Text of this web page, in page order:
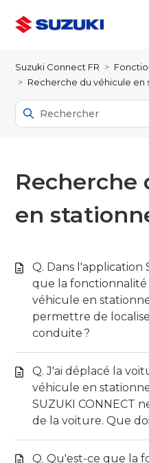
Suzuki Connect FR
Recherche du véhicule en
Recherche
en
Q. Dans l'application
que la
véhicule en
permettre de
conduite ?
Q. J'ai déplacé la
véhicule en
SUZUKI CONNECT
de la voiture. Que
Q. Qu'est-ce que la